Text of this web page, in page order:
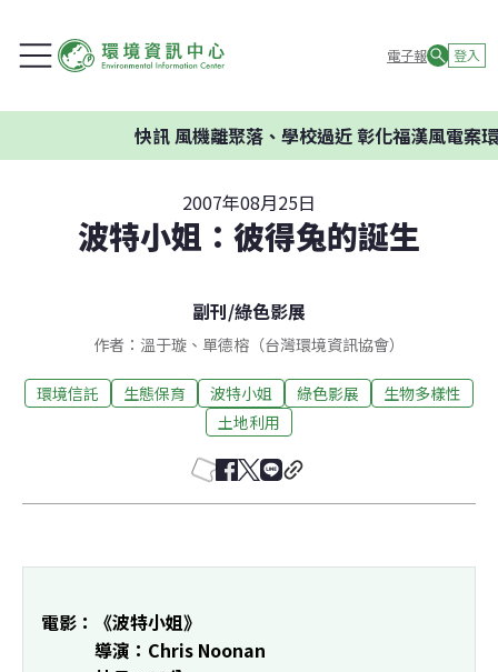
電子報 登入
風機離聚落、學校過近 彰化福漢風電案環委建
2007年08月25日
波特小姐：彼得兔的誕生
副刊/綠色影展
作者：溫于璇、單德榕（台灣環境資訊協會）
環境信託 生態保育 波特小姐 綠色影展
生物多樣性
土地利用
電影：《波特小姐》